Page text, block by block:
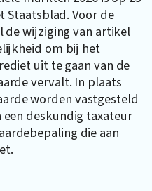
Staatsblad. Voor de
wijziging van artikel
om bij het
uit te gaan van de
vervalt. In plaats
worden vastgesteld
deskundig taxateur
die aan